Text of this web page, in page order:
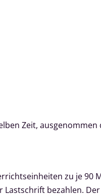
Zeit, ausgenommen
zu je 90
bezahlen.